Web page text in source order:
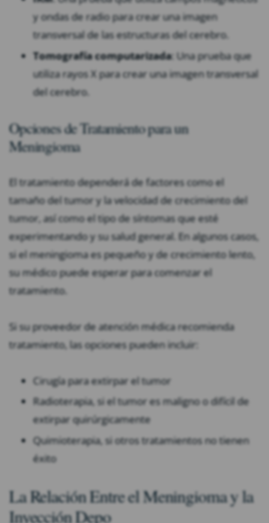
y ondas de radio para crear una imagen
transversal de las estructuras del cerebro.
Tomografía computarizada: Una prueba que
utiliza rayos X para crear una imagen transversal
del cerebro.
Opciones de Tratamiento para un
Meningioma
El tratamiento dependerá de factores como el
tamaño del tumor y la velocidad de crecimiento del
tumor, así como el tipo de síntomas que esté
experimentando y su salud general. En algunos casos,
si el meningioma es pequeño y de crecimiento lento,
su médico puede esperar para comenzar el
tratamiento.
Si su proveedor de atención médica recomienda
tratamiento, las opciones pueden incluir:
Cirugía para extirpar el tumor
Radioterapia, si el tumor es maligno o difícil de
extirpar quirúrgicamente
Quimioterapia, si otros tratamientos no tienen
éxito
La Relación Entre el Meningioma y la
Inyección Depo